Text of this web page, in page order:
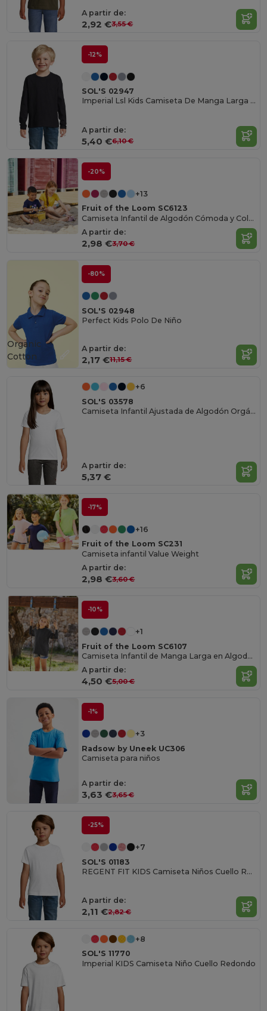
A partir de:
2,92 €3,55 €
-12%
SOL'S 02947
Imperial Lsl Kids Camiseta De Manga Larga De Niño
A partir de:
5,40 €6,10 €
-20%
+13
Fruit of the Loom SC6123
Camiseta Infantil de Algodón Cómoda y Colorida
A partir de:
2,98 €3,70 €
-80%
SOL'S 02948
Perfect Kids Polo De Niño
A partir de:
2,17 €11,15 €
Organic
Cotton
+6
SOL'S 03578
Camiseta Infantil Ajustada de Algodón Orgánico
A partir de:
5,37 €
-17%
+16
Fruit of the Loom SC231
Camiseta infantil Value Weight
A partir de:
2,98 €3,60 €
-10%
+1
Fruit of the Loom SC6107
Camiseta Infantil de Manga Larga en Algodón Suave
A partir de:
4,50 €5,00 €
-1%
+3
Radsow by Uneek UC306
Camiseta para niños
A partir de:
3,63 €3,65 €
-25%
+7
SOL'S 01183
REGENT FIT KIDS Camiseta Niños Cuello Redondo
A partir de:
2,11 €2,82 €
+8
SOL'S 11770
Imperial KIDS Camiseta Niño Cuello Redondo